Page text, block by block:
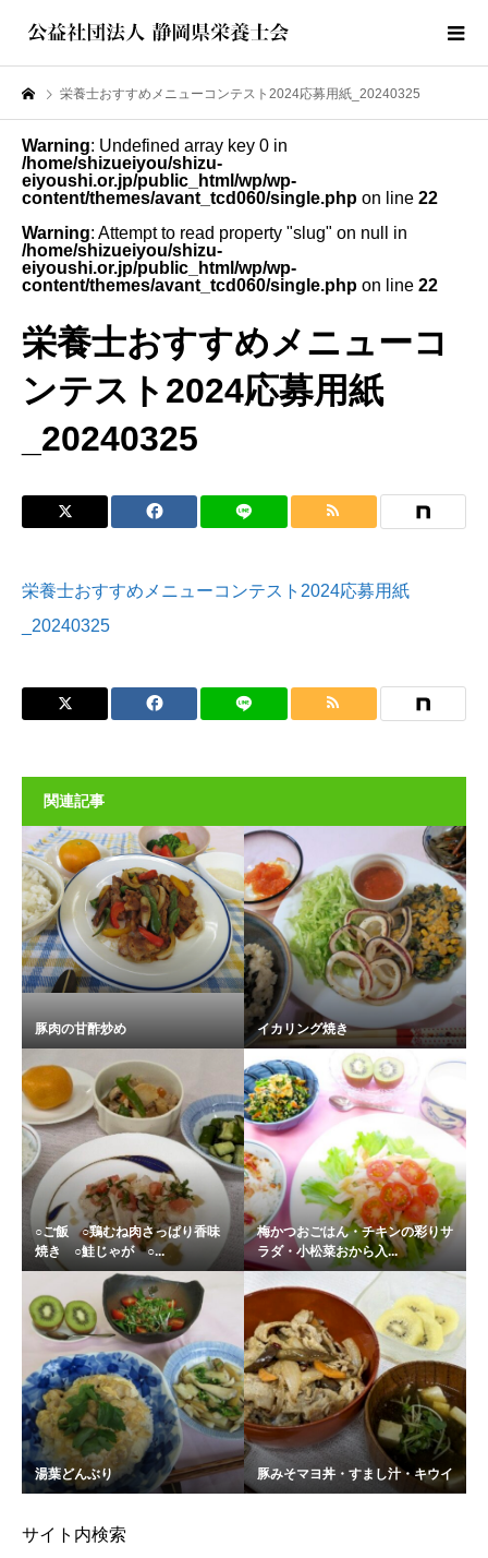
栄養士おすすめメニューコンテスト2024応募用紙_20240325
Warning: Undefined array key 0 in
/home/shizueiyou/shizu-
eiyoushi.or.jp/public_html/wp/wp-
content/themes/avant_tcd060/single.php on line 22
Warning: Attempt to read property "slug" on null in
/home/shizueiyou/shizu-
eiyoushi.or.jp/public_html/wp/wp-
content/themes/avant_tcd060/single.php on line 22
栄養士おすすめメニューコ
ンテスト2024応募用紙
_20240325
栄養士おすすめメニューコンテスト2024応募用紙
_20240325
関連記事
豚肉の甘酢炒め イカリング焼き
○ご飯 ○鶏むね肉さっぱり香味
焼き ○鮭じゃが ○...
梅かつおごはん・チキンの彩りサ
ラダ・小松菜おから入...
湯葉どんぶり 豚みそマヨ丼・すまし汁・キウイ
サイト内検索